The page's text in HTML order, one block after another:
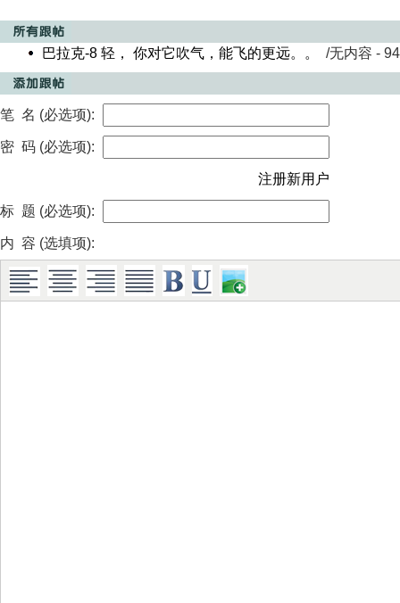
巴拉克-8 轻， 你对它吹气，能飞的更远。。 /无内容 -
笔 名 (必选项):
密 码 (必选项):
注册新用户
标 题 (必选项):
内 容 (选填项):